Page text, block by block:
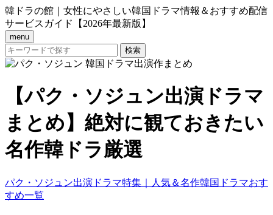
韓ドラの館｜女性にやさしい韓国ドラマ情報＆おすすめ配信
サービスガイド【2026年最新版】
menu
【パク・ソジュン出演ドラマ
まとめ】絶対に観ておきたい
名作韓ドラ厳選
パク・ソジュン出演ドラマ特集｜人気＆名作韓国ドラマおす
すめ一覧